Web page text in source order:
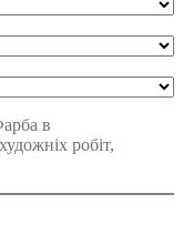
в
робіт,